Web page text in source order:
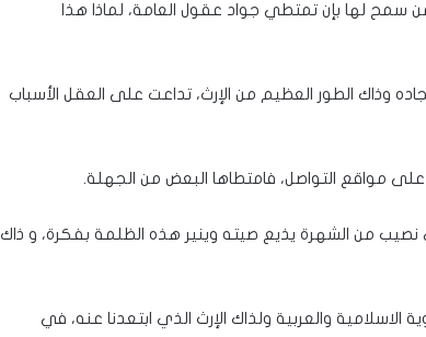
سمح لها بإن تمتطي جواد عقول العامة، لماذا هذا
وذاك الطور العظيم من الإرث، تداعت على العقل الأسباب
مواقع التواصل، فامتطاها البعض من الجهلة.
نصيب من الشهرة يذيع صيته وينير هذه الظلمة بفكرة، و ذاك
الاسلامية والعربية ولذاك الإرث الذي ابتعدنا عنه، في